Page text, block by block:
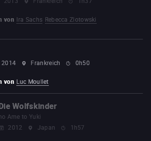
von Ira Sachs Rebecca Zlotowski
2014 Frankreich 0h50
von Luc Moullet
Wolfskinder
Ame to Yuki
2012 Japan 1h57